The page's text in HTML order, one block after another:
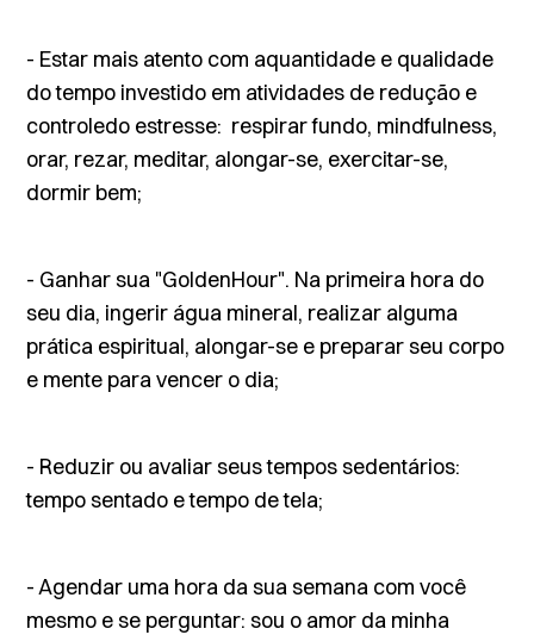
- Estar mais atento com aquantidade e qualidade
do tempo investido em atividades de redução e
controledo estresse: respirar fundo, mindfulness,
orar, rezar, meditar, alongar-se, exercitar-se,
dormir bem;
- Ganhar sua "GoldenHour". Na primeira hora do
seu dia, ingerir água mineral, realizar alguma
prática espiritual, alongar-se e preparar seu corpo
e mente para vencer o dia;
- Reduzir ou avaliar seus tempos sedentários:
tempo sentado e tempo de tela;
- Agendar uma hora da sua semana com você
mesmo e se perguntar: sou o amor da minha